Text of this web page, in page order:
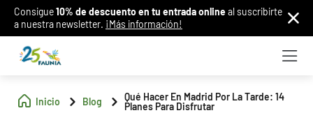
Consigue10% de descuento en tu entrada onlineal suscribirte
a nuestra newsletter. ¡Más información!
Inicio Blog
Qué Hacer En Madrid Por La Tarde: 14
Planes Para Disfrutar